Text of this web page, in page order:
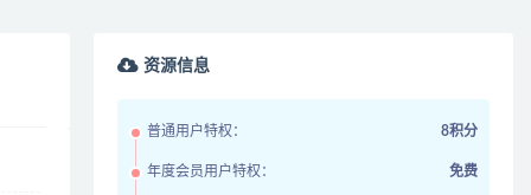
资源信息
普通用户特权： 8积分
年度会员用户特权： 免费